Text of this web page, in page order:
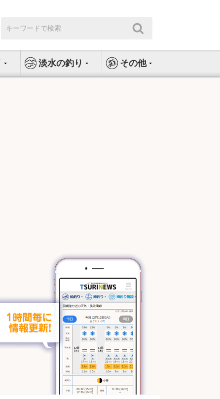
索:
淡水の釣り その他